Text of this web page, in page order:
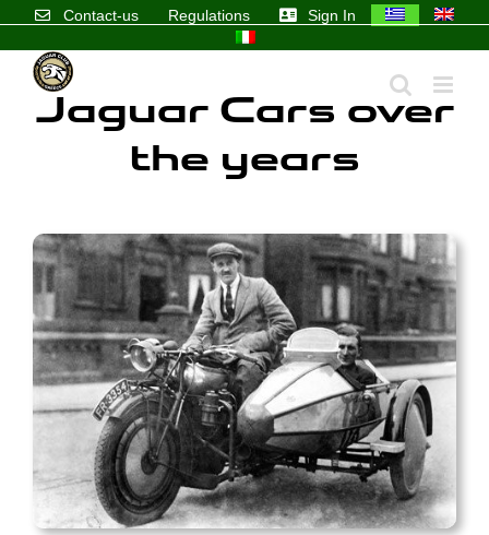
content
Contact-us Regulations Sign In
Jaguar Cars
Jaguar Cars over
the years